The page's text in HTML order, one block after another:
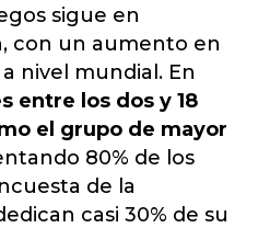
sigue en
con un aumento en
nivel mundial. En
entre los dos y 18
el grupo de mayor
80% de los
de la
casi 30% de su